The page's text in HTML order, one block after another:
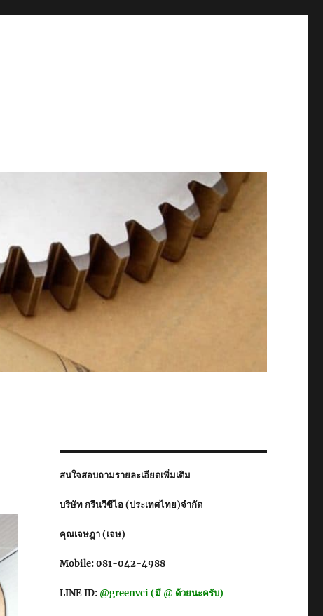
สนใจสอบถามรายละเอียดเพิ่มเติม
บริษัท กรีนวีซีไอ (ประเทศไทย)จำกัด
คุณเจษฎา (เจษ)
Mobile: 081-042-4988
LINE ID: @greenvci (มี @ ด้วยนะครับ)